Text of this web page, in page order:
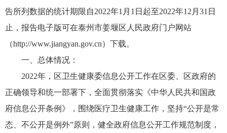
告所列数据的统计期限自2022年1月1日起至2022年12月31日
止，报告电子版可在泰州市姜堰区人民政府门户网站
（http://www.jiangyan.gov.cn）下载。
一、总体情况：
2022年，区卫生健康委信息公开工作在区委、区政府的
正确领导和统一部署下，全面贯彻落实《中华人民共和国政
府信息公开条例》，围绕医疗卫生健康工作，坚持“公开是常
态、不公开是例外”原则，健全政府信息公开工作规范制度，